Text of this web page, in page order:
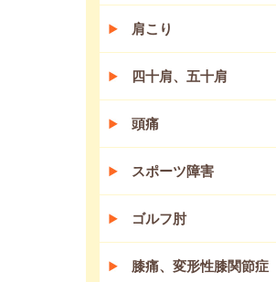
肩こり
四十肩、五十肩
頭痛
スポーツ障害
ゴルフ肘
膝痛、変形性膝関節症